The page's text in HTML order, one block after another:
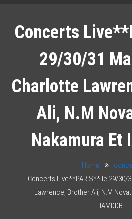
Concerts
29/30/31
Charlotte
Ali, N.M
Nakamura Et
Home
Concerts Live**PARIS** le 29/30/
Lawrence, Brother Ali, N.M
IAMDDB.